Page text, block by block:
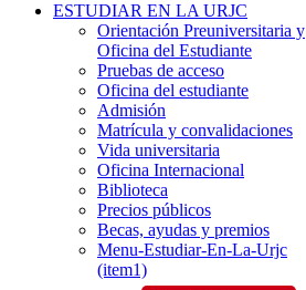
ESTUDIAR EN LA URJC
Orientación Preuniversitaria y
Oficina del Estudiante
Pruebas de acceso
Oficina del estudiante
Admisión
Matrícula y convalidaciones
Vida universitaria
Oficina Internacional
Biblioteca
Precios públicos
Becas, ayudas y premios
Menu-Estudiar-En-La-Urjc
(item1)